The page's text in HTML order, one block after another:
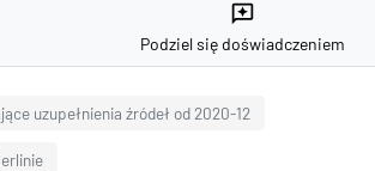
reviews
Podziel się doświadczeniem
uzupełnienia źródeł od 2020-12